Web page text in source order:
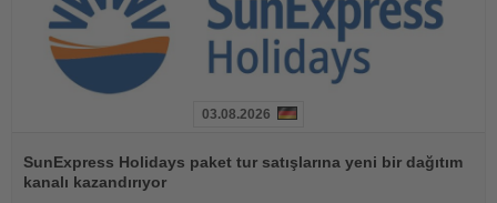
Oku
03.08.2026
SunExpress Holidays paket tur satışlarına yeni bir dağıtım
kanalı kazandırıyor